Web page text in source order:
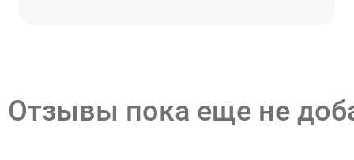
Отзывы пока еще не